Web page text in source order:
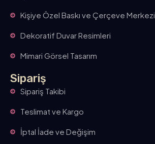
Kişiye Özel Baskı ve Çerçeve Merkezi
Dekoratif Duvar Resimleri
Mimari Görsel Tasarım
Sipariş
Sipariş Takibi
Teslimat ve Kargo
İptal İade ve Değişim